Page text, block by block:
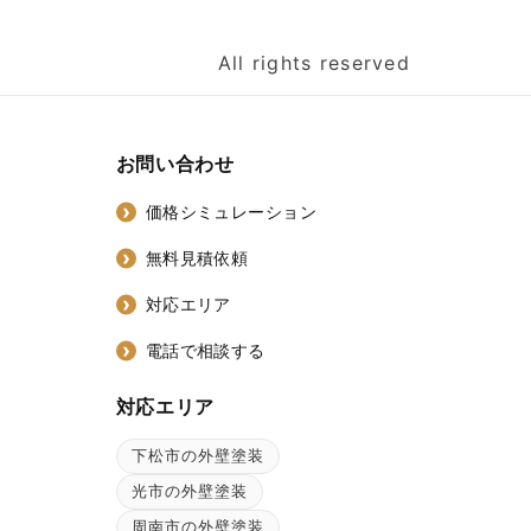
All rights reserved
お問い合わせ
価格シミュレーション
無料見積依頼
対応エリア
電話で相談する
対応エリア
下松市の外壁塗装
光市の外壁塗装
周南市の外壁塗装